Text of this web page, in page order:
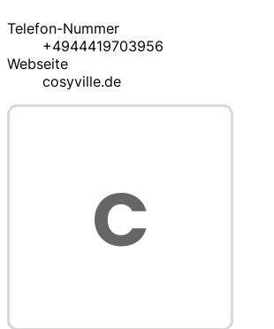
Telefon-Nummer
+4944419703956
Webseite
cosyville.de